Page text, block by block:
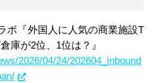
ボ『外国人に人気の商業施設T
庫が2位、 1位は？』
2026/04/24/202604_inbound